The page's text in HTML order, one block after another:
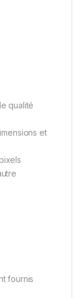
qualité
et
fournis